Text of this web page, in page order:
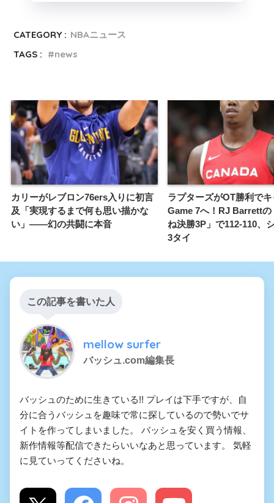
CATEGORY : NBAニュース
TAGS :
news
カリーがレブロン76ers入りに初言
及「実現するまで何も思い描かな
い」——幻の共闘に本音
ラプターズがOT勝利で
Game 7へ！RJ Barrettの
ね決勝3P」で112-110、
3タイ
この記事を書いた人
mellow surfer
バッシュ.com編集長
バッシュのために生きている!! プレイは下手ですが、自
分に合うバッシュを趣味で常に探しているので勢いでサ
イトを作ってしまいました。 バッシュを安く買う情報、
新作情報等配信できたらいいなあと思っています。 気軽
に見ていってくださいね。